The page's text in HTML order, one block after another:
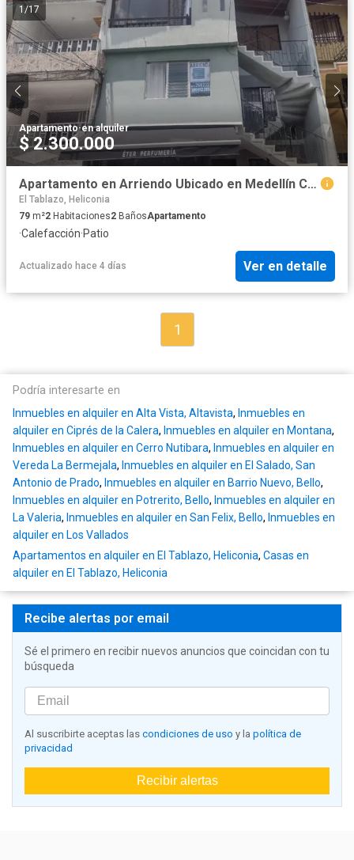
1 /17
Apartamento·en alquiler
$ 2.300.000
Apartamento en Arriendo Ubicado en Medellín Codigo 2527
El Tablazo, Heliconia
79 m²2 Habitaciones2 BañosApartamento
·Calefacción·Patio
Actualizado hace 4 días Ver en detalle
1
Podría interesarte en
Inmuebles en alquiler en Alta Vista, Altavista, Inmuebles en
alquiler en Ciprés de la Calera, Inmuebles en alquiler en Montana,
Inmuebles en alquiler en Cerro Nutibara, Inmuebles en alquiler en
Vereda La Bermejala, Inmuebles en alquiler en El Salado, San
Antonio de Prado, Inmuebles en alquiler en Barrio Nuevo, Bello,
Inmuebles en alquiler en Potrerito, Bello, Inmuebles en alquiler en
La Valeria, Inmuebles en alquiler en San Felix, Bello, Inmuebles en
alquiler en Los Vallados
Apartamentos en alquiler en El Tablazo, Heliconia, Casas en
alquiler en El Tablazo, Heliconia
Recibe alertas por email
Sé el primero en recibir nuevos anuncios que coincidan con tu
búsqueda
Al suscribirte aceptas las condiciones de uso y la política de
privacidad
Recibir alertas